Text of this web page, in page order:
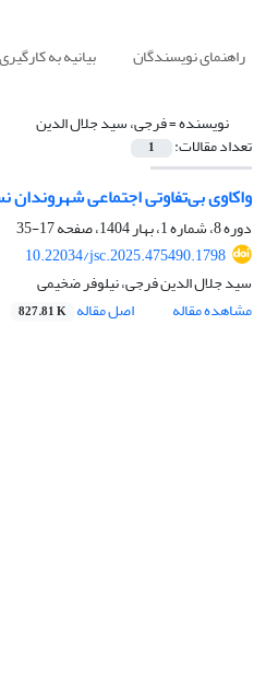
راهنمای نویسندگان بیانیه به
نویسنده =فرجی، سید جلال الدین
تعداد مقالات: 1
واکاوی بی‌تفاوتی اجتماعی
دوره 8، شماره 1، بهار 1404، صفحه
17-35
10.22034/jsc.2025.475490.1798
سید جلال الدین فرجی، نیلوفر ضخیمی
مشاهده مقاله
اصل مقاله 827.81 K